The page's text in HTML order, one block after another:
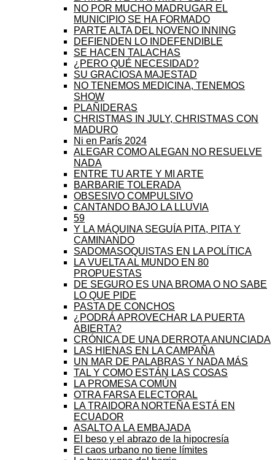
NO POR MUCHO MADRUGAR EL
MUNICIPIO SE HA FORMADO
PARTE ALTA DEL NOVENO INNING
DEFIENDEN LO INDEFENDIBLE
SE HACEN TALACHAS
¿PERO QUÉ NECESIDAD?
SU GRACIOSA MAJESTAD
NO TENEMOS MEDICINA, TENEMOS
SHOW
PLAÑIDERAS
CHRISTMAS IN JULY, CHRISTMAS CON
MADURO
Ni en París 2024
ALEGAR COMO ALEGAN NO RESUELVE
NADA
ENTRE TU ARTE Y MI ARTE
BARBARIE TOLERADA
OBSESIVO COMPULSIVO
CANTANDO BAJO LA LLUVIA
59
Y LA MÁQUINA SEGUÍA PITA, PITA Y
CAMINANDO
SADOMASOQUISTAS EN LA POLÍTICA
LA VUELTA AL MUNDO EN 80
PROPUESTAS
DE SEGURO ES UNA BROMA O NO SABE
LO QUE PIDE
PASTA DE CONCHOS
¿PODRÁ APROVECHAR LA PUERTA
ABIERTA?
CRÓNICA DE UNA DERROTA ANUNCIADA
LAS HIENAS EN LA CAMPAÑA
UN MAR DE PALABRAS Y NADA MÁS
TAL Y COMO ESTÁN LAS COSAS
LA PROMESA COMÚN
OTRA FARSA ELECTORAL
LA TRAIDORA NORTEÑA ESTÁ EN
ECUADOR
ASALTO A LA EMBAJADA
El beso y el abrazo de la hipocresía
El caos urbano no tiene límites